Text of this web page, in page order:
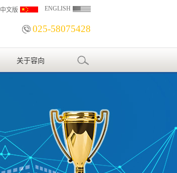
025-58075428
中文版 ENGLISH
关于容向